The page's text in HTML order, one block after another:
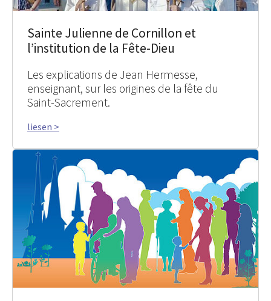
Sainte Julienne de Cornillon et
l’institution de la Fête-Dieu
Les explications de Jean Hermesse,
enseignant, sur les origines de la fête du
Saint-Sacrement.
liesen >